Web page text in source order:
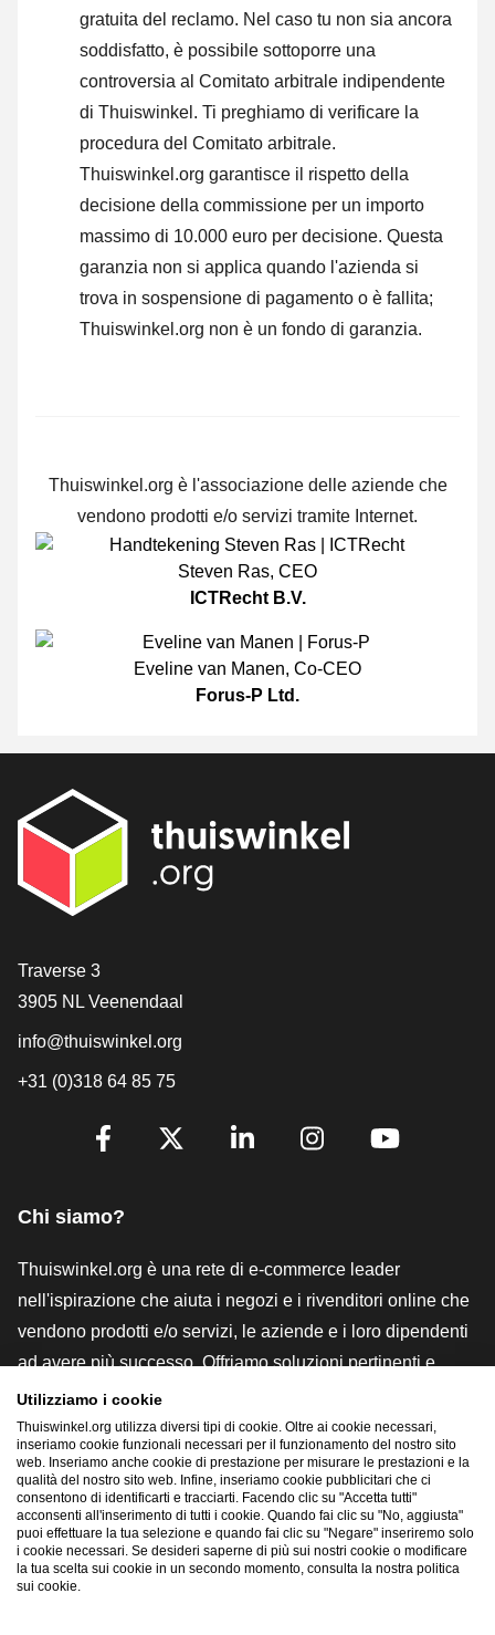
gratuita del reclamo. Nel caso tu non sia ancora
soddisfatto, è possibile sottoporre una
controversia al Comitato arbitrale indipendente
di Thuiswinkel. Ti preghiamo di verificare la
procedura del Comitato arbitrale.
Thuiswinkel.org garantisce il rispetto della
decisione della commissione per un importo
massimo di 10.000 euro per decisione. Questa
garanzia non si applica quando l'azienda si
trova in sospensione di pagamento o è fallita;
Thuiswinkel.org non è un fondo di garanzia.
Thuiswinkel.org è l'associazione delle aziende che
vendono prodotti e/o servizi tramite Internet.
Steven Ras, CEO
ICTRecht B.V.
Eveline van Manen, Co-CEO
Forus-P Ltd.
[_General:Contact]
Traverse 3
3905 NL Veenendaal
info@thuiswinkel.org
+31 (0)318 64 85 75
[_General:SocialMediaTitle]
Chi siamo?
Thuiswinkel.org è una rete di e-commerce leader
nell'ispirazione che aiuta i negozi e i rivenditori online che
vendono prodotti e/o servizi, le aziende e i loro dipendenti
ad avere più successo. Offriamo soluzioni pertinenti e
pratiche con vari marchi di fiducia, recensioni Thuiswinkel,
strumenti e consulenze legali, advocacy, ricerche di
mercato e disponiamo di una nostra piattaforma formativa,
la Thuiswinkel e-Academy.
Naviga rapidamente
Utilizziamo i cookie
Thuiswinkel.org utilizza diversi tipi di cookie. Oltre ai cookie necessari,
inseriamo cookie funzionali necessari per il funzionamento del nostro sito
web. Inseriamo anche cookie di prestazione per misurare le prestazioni e la
qualità del nostro sito web. Infine, inseriamo cookie pubblicitari che ci
consentono di identificarti e tracciarti. Facendo clic su "Accetta tutti"
acconsenti all'inserimento di tutti i cookie. Quando fai clic su "No, aggiusta"
puoi effettuare la tua selezione e quando fai clic su "Negare" inseriremo solo
i cookie necessari. Se desideri saperne di più sui nostri cookie o modificare
la tua scelta sui cookie in un secondo momento, consulta la nostra politica
sui cookie.